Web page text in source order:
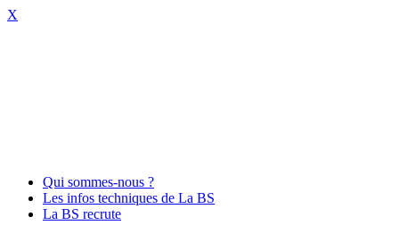
X
Qui sommes-nous ?
Les infos techniques de La BS
La BS recrute